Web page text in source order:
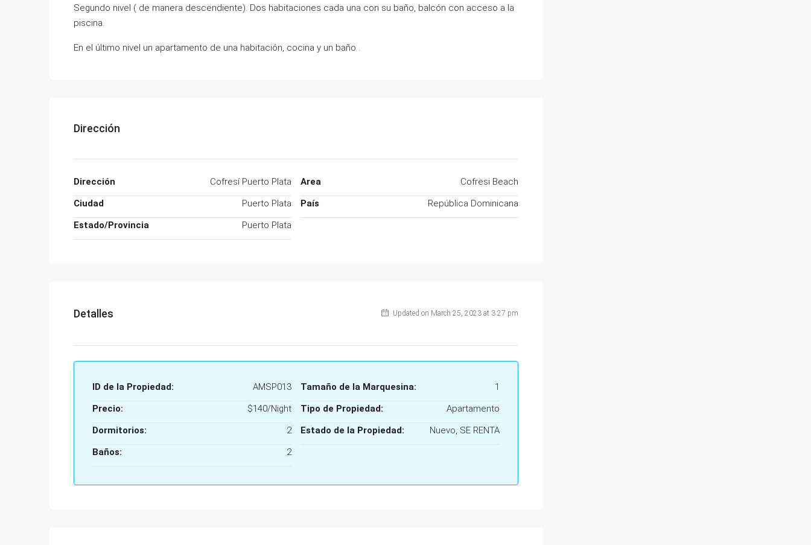
Segundo nivel ( de manera descendiente). Dos habitaciones cada una con su baño, balcón con acceso a la
piscina.
En el último nivel un apartamento de una habitación, cocina y un baño .
Dirección
Dirección
Cofresí Puerto Plata
Ciudad
Puerto Plata
Estado/Provincia
Puerto Plata
Area
Cofresi Beach
País
República Dominicana
Detalles Updated on March 25, 2023 at 3:27 pm
ID de la Propiedad:
AMSP013
Precio:
$140/Night
Dormitorios:
2
Baños:
2
Tamaño de la Marquesina:
1
Tipo de Propiedad:
Apartamento
Estado de la Propiedad:
Nuevo, SE RENTA